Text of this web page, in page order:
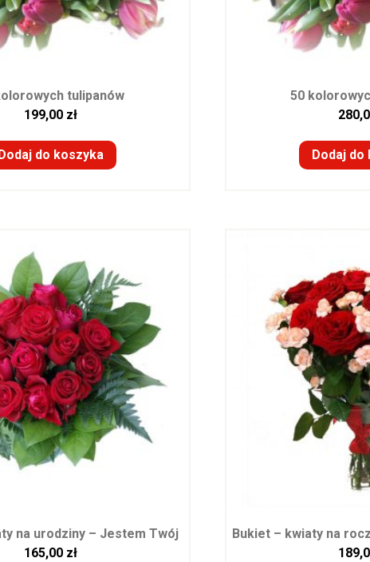
tulipanów
199,00 zł
do koszyka
50
Dodaj do
na urodziny – Jestem Twój
165,00 zł
Bukiet – kwiaty na